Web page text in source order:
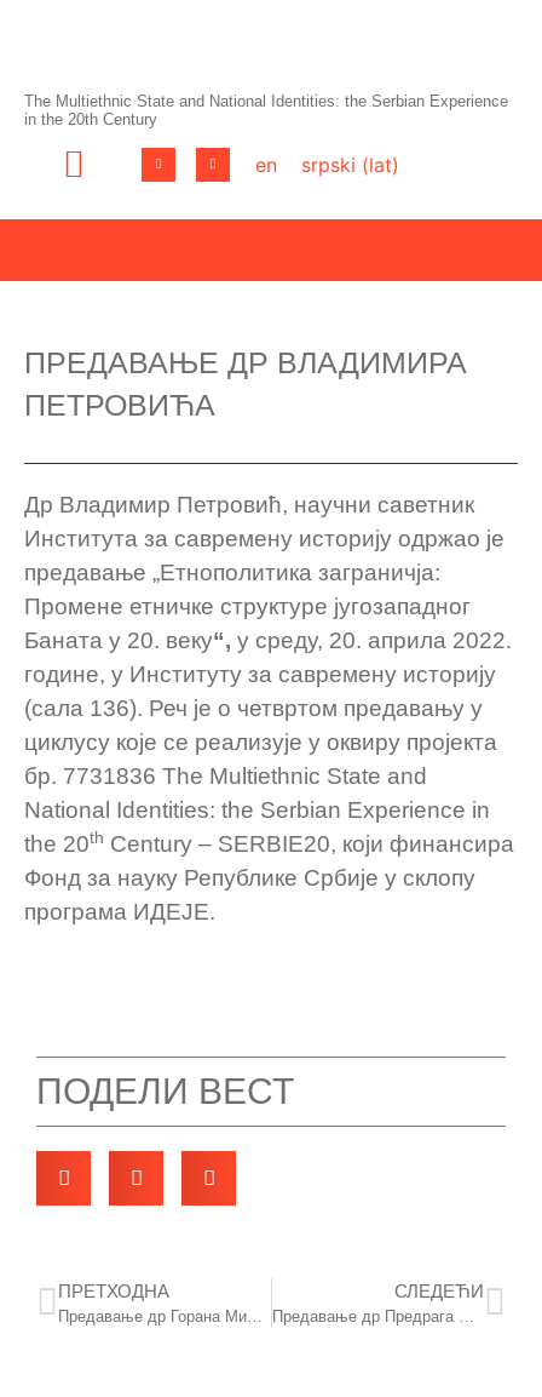
The Multiethnic State and National Identities: the Serbian Experience
in the 20th Century
en srpski (lat)
ПРЕДАВАЊЕ ДР ВЛАДИМИРА
ПЕТРОВИЋА
Др Владимир Петровић, научни саветник
Института за савремену историју одржао је
предавање „Етнополитика заграничја:
Промене етничке структуре југозападног
Баната у 20. веку“, у среду, 20. априла 2022.
године, у Институту за савремену историју
(сала 136). Реч је о четвртом предавању у
циклусу које се реализује у оквиру пројекта
бр. 7731836 The Multiethnic State and
National Identities: the Serbian Experience in
the 20th Century – SERBIE20, који финансира
Фонд за науку Републике Србије у склопу
програма ИДЕЈЕ.
ПОДЕЛИ ВЕСТ
ПРЕТХОДНА
Предавање др Горана Милорадовића
СЛЕДЕЋИ
Предавање др Предрага Марковића